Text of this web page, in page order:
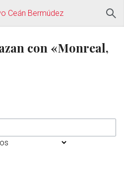
Ceán Bermúdez
con «Monreal,